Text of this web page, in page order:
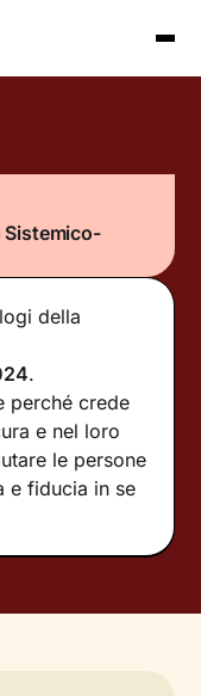
Sistemico-
della
.
perché crede
e nel loro
le persone
e fiducia in se